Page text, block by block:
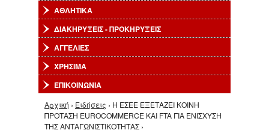
ΑΘΛΗΤΙΚΑ
ΔΙΑΚΗΡΥΞΕΙΣ - ΠΡΟΚΗΡΥΞΕΙΣ
ΑΓΓΕΛΙΕΣ
ΧΡΗΣΙΜΑ
ΕΠΙΚΟΙΝΩΝΙΑ
Είστε εδώ
Αρχική › Ειδήσεις › Η ΕΣΕΕ ΕΞΕΤΑΖΕΙ ΚΟΙΝΗ
ΠΡΟΤΑΣΗ EUROCOMMERCE ΚΑΙ FTA ΓΙΑ ΕΝΙΣΧΥΣΗ
ΤΗΣ ΑΝΤΑΓΩΝΙΣΤΙΚΟΤΗΤΑΣ ›